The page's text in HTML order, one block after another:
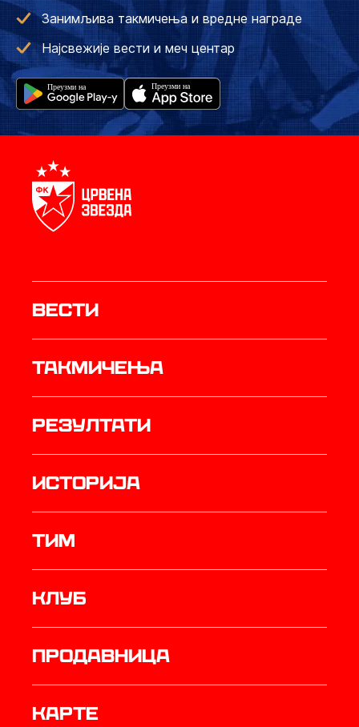
Занимљива такмичења и вредне награде
Најсвежије вести и меч центар
Вести
Такмичења
резултати
историја
ТИМ
Клуб
продавница
Карте